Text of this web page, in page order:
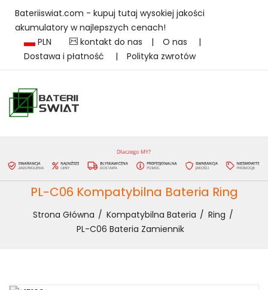
Bateriiswiat.com - kupuj tutaj wysokiej jakości
akumulatory w najlepszych cenach!
PLN
kontakt do nas | O nas
|
Dostawa i płatność
| Polityka zwrotów
PL-C06 Kompatybilna Bateria Ring
Strona Główna Kompatybilna Bateria
Ring
PL-C06 Bateria Zamiennik